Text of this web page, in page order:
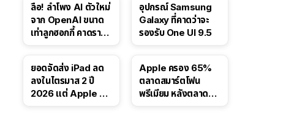
ลือ! ลำโพง AI ตัวใหม่
จาก OpenAI ขนาด
เท่าลูกฮอกกี้ คาดราคา
อุปกรณ์ Samsung
Galaxy ที่คาดว่าจะ
รองรับ One UI 9.5
ยอดจัดส่ง iPad ลด
ลงในไตรมาส 2 ปี
2026 แต่ Apple ยัง
Apple ครอง 65%
ตลาดสมาร์ตโฟน
พรีเมียม หลังตลาดทำ